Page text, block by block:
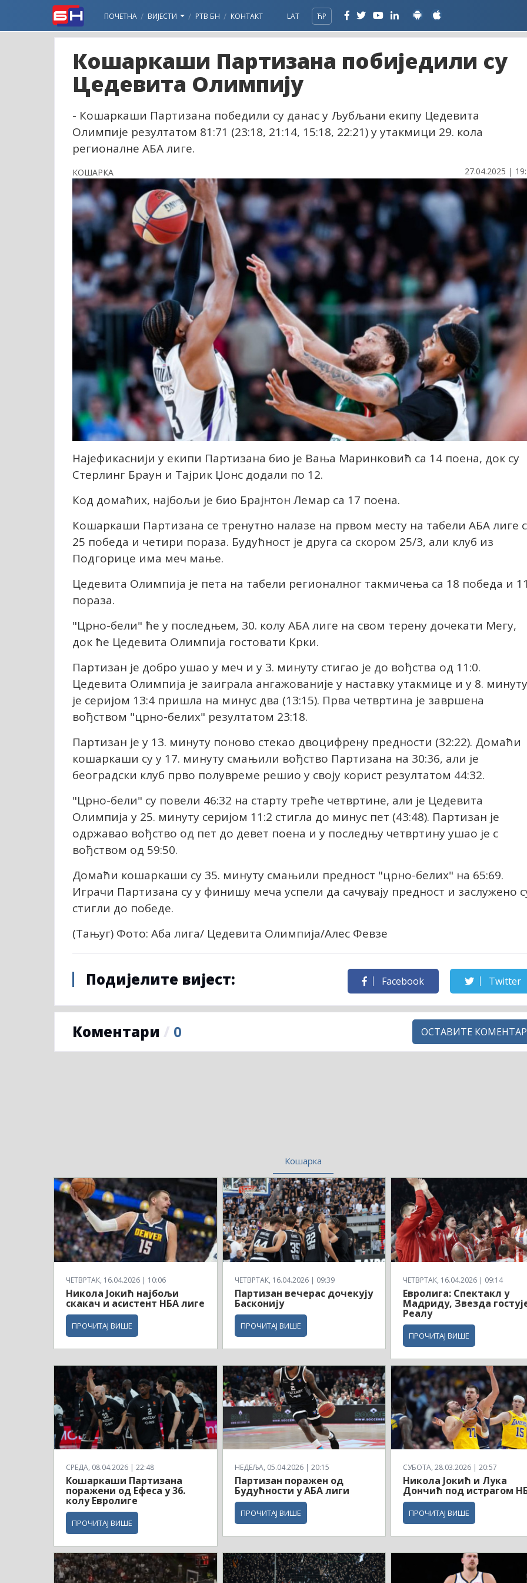
ПОЧЕТНА ВИЈЕСТИ РТВ БН КОНТАКТ LAT ЋР
Кошаркаши Партизана побиједили су
Цедевита Олимпију
- Кошаркаши Партизана победили су данас у Љубљани екипу Цедевита
Олимпије резултатом 81:71 (23:18, 21:14, 15:18, 22:21) у утакмици 29. кола
регионалне АБА лиге.
КОШАРКА 27.04.2025 |
Најефикаснији у екипи Партизана био је Вања Маринковић са 14 поена, док су
Стерлинг Браун и Тајрик Џонс додали по 12.
Код домаћих, најбољи је био Брајнтон Лемар са 17 поена.
Кошаркаши Партизана се тренутно налазе на првом месту на табели АБА лиге
25 победа и четири пораза. Будућност је друга са скором 25/3, али клуб из
Подгорице има меч мање.
Цедевита Олимпија је пета на табели регионалног такмичења са 18 победа и
пораза.
"Црно-бели" ће у последњем, 30. колу АБА лиге на свом терену дочекати Мегу,
док ће Цедевита Олимпија гостовати Крки.
Партизан је добро ушао у меч и у 3. минуту стигао је до вођства од 11:0.
Цедевита Олимпија је заиграла ангажованије у наставку утакмице и у 8. минуту
је серијом 13:4 пришла на минус два (13:15). Прва четвртина је завршена
вођством "црно-белих" резултатом 23:18.
Партизан је у 13. минуту поново стекао двоцифрену предности (32:22). Домаћи
кошаркаши су у 17. минуту смањили вођство Партизана на 30:36, али је
београдски клуб прво полувреме решио у своју корист резултатом 44:32.
"Црно-бели" су повели 46:32 на старту треће четвртине, али је Цедевита
Олимпија у 25. минуту серијом 11:2 стигла до минус пет (43:48). Партизан је
одржавао вођство од пет до девет поена и у последњу четвртину ушао је с
вођством од 59:50.
Домаћи кошаркаши су 35. минуту смањили предност "црно-белих" на 65:69.
Играчи Партизана су у финишу меча успели да сачувају предност и заслужено
стигли до победе.
(Тањуг) Фото: Аба лига/ Цедевита Олимпија/Алес Февзе
Подијелите вијест: Facebook Twitter
Коментари / 0 ОСТАВИТЕ КОМЕНТАР
Кошарка
ЧЕТВРТАК, 16.04.2026 | 10:06
Никола Јокић најбољи
скакач и асистент НБА лиге
ПРОЧИТАЈ ВИШЕ
ЧЕТВРТАК, 16.04.2026 | 09:39
Партизан вечерас дочекују
Басконију
ПРОЧИТАЈ ВИШЕ
ЧЕТВРТАК, 16.04.2026 | 09:14
Евролига: Спектакл у
Мадриду, Звезда
Реалу
ПРОЧИТАЈ ВИШЕ
СРЕДА, 08.04.2026 | 22:48
Кошаркаши Партизана
поражени од Ефеса у 36.
колу Евролиге
ПРОЧИТАЈ ВИШЕ
НЕДЕЉА, 05.04.2026 | 20:15
Партизан поражен од
Будућности у АБА лиги
ПРОЧИТАЈ ВИШЕ
СУБОТА, 28.03.2026 | 20:57
Никола Јокић и Лука
Дончић под истрагом
ПРОЧИТАЈ ВИШЕ